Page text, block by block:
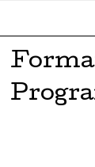
Passer